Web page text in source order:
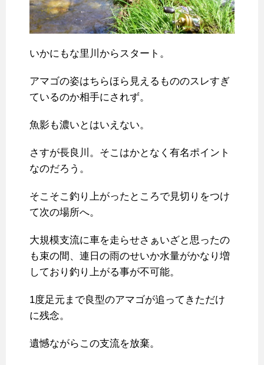
いかにもな里川からスタート。
アマゴの姿はちらほら見えるもののスレすぎ
ているのか相手にされず。
魚影も濃いとはいえない。
さすが長良川。そこはかとなく有名ポイント
なのだろう。
そこそこ釣り上がったところで見切りをつけ
て次の場所へ。
大規模支流に車を走らせさぁいざと思ったの
も束の間、連日の雨のせいか水量がかなり増
しており釣り上がる事が不可能。
1度足元まで良型のアマゴが追ってきただけ
に残念。
遺憾ながらこの支流を放棄。